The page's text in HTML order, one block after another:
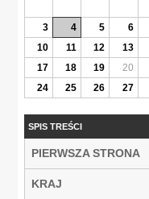
3
4 5 6
10
11 12 13
17
18 19 20
24
25 26 27
SPIS TREŚCI
PIERWSZA STRONA
KRAJ